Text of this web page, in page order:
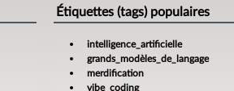
Étiquettes (tags) populaires
intelligence_artificielle
grands_modèles_de_langage
merdification
vibe_coding